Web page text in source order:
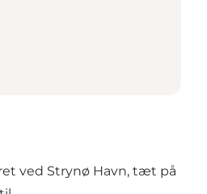
ved Strynø Havn, tæt på